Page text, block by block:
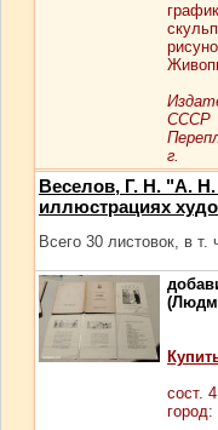
СССР
г.
Веселов, Г. Н. "А.
иллюстрациях
Всего 30 листовок, в
сост. 4
город: